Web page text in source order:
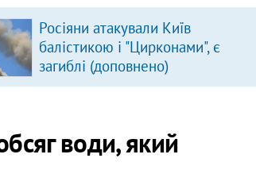
Росіяни атакували Київ
балістикою і "Цирконами", є
загиблі (доповнено)
води, який